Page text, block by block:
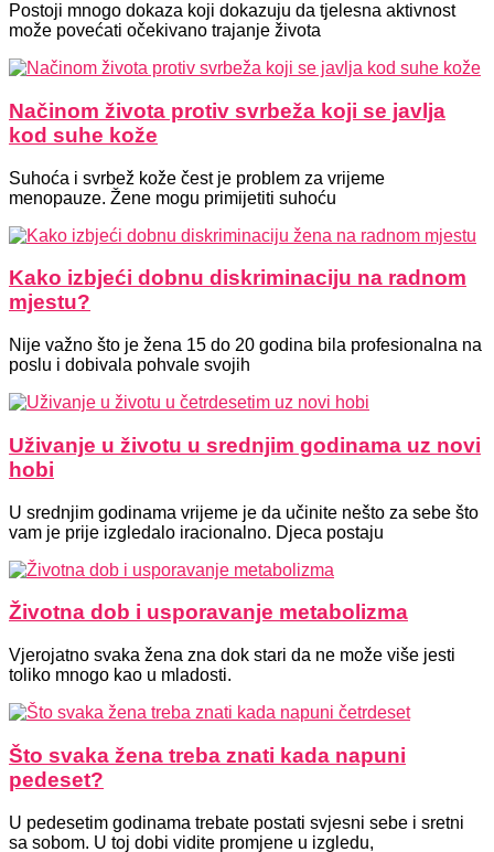
Postoji mnogo dokaza koji dokazuju da tjelesna aktivnost
može povećati očekivano trajanje života
Načinom života protiv svrbeža koji se javlja
kod suhe kože
Suhoća i svrbež kože čest je problem za vrijeme
menopauze. Žene mogu primijetiti suhoću
Kako izbjeći dobnu diskriminaciju na radnom
mjestu?
Nije važno što je žena 15 do 20 godina bila profesionalna na
poslu i dobivala pohvale svojih
Uživanje u životu u srednjim godinama uz novi
hobi
U srednjim godinama vrijeme je da učinite nešto za sebe što
vam je prije izgledalo iracionalno. Djeca postaju
Životna dob i usporavanje metabolizma
Vjerojatno svaka žena zna dok stari da ne može više jesti
toliko mnogo kao u mladosti.
Što svaka žena treba znati kada napuni
pedeset?
U pedesetim godinama trebate postati svjesni sebe i sretni
sa sobom. U toj dobi vidite promjene u izgledu,